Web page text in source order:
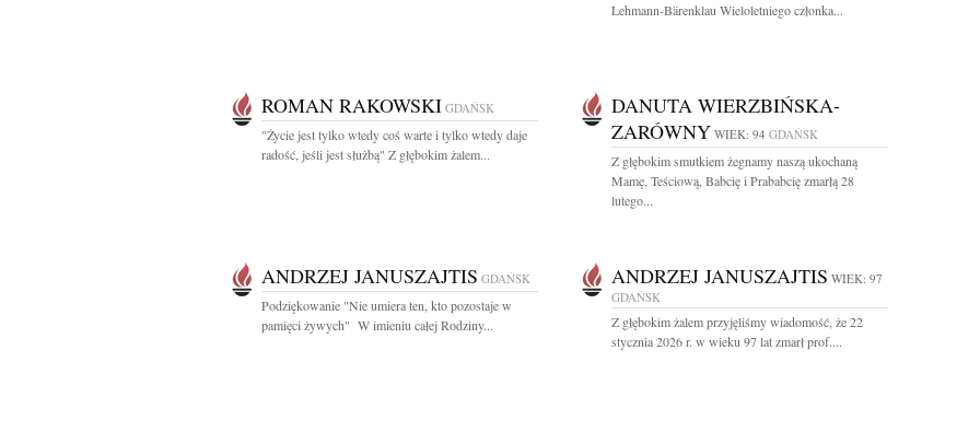
Lehmann-Bärenklau Wieloletniego członka...
ROMAN RAKOWSKI GDAŃSK
"Życie jest tylko wtedy coś warte i tylko wtedy daje
radość, jeśli jest służbą" Z głębokim żalem...
DANUTA WIERZBIŃSKA-
ZARÓWNY WIEK: 94 GDAŃSK
Z głębokim smutkiem żegnamy naszą ukochaną
Mamę, Teściową, Babcię i Prababcię zmarłą 28
lutego...
ANDRZEJ JANUSZAJTIS GDAŃSK
Podziękowanie "Nie umiera ten, kto pozostaje w
pamięci żywych" W imieniu całej Rodziny...
ANDRZEJ JANUSZAJTIS WIEK: 97
GDAŃSK
Z głębokim żalem przyjęliśmy wiadomość, że 22
stycznia 2026 r. w wieku 97 lat zmarł prof....